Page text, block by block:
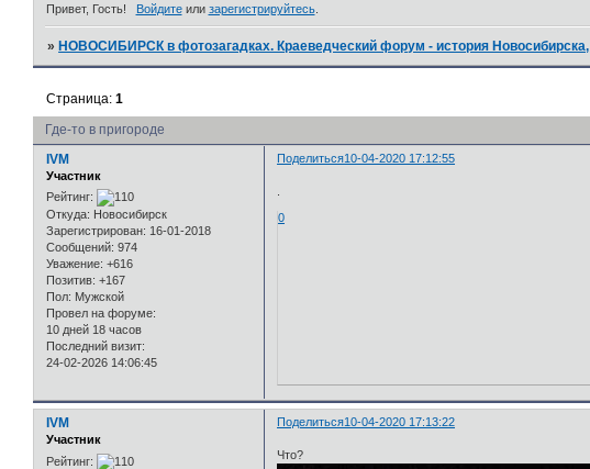
Привет, Гость! Войдитеили зарегистрируйтесь.
»НОВОСИБИРСК в фотозагадках. Краеведческий форум - история
Где-то в пригороде
Страница:1
Поделиться10-04-2020 17:12:55
IVM
Участник
Рейтинг:
Откуда: Новосибирск
Зарегистрирован: 16-01-2018
Сообщений: 974
Уважение: +616
Позитив: +167
Пол: Мужской
Провел на форуме:
10 дней 18 часов
Последний визит:
24-02-2026 14:06:45
0
Поделиться10-04-2020 17:13:22
IVM
Участник
Рейтинг:
Что?